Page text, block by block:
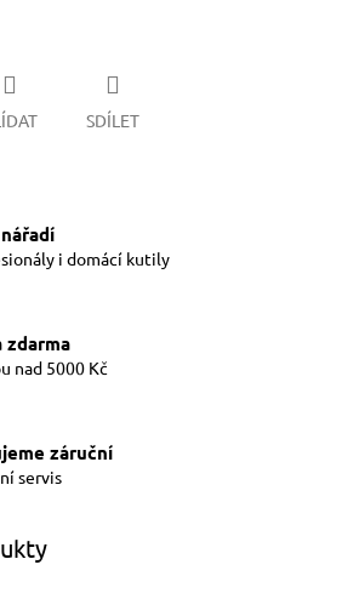
SDÍLET
i domácí kutily
zdarma
nad 5000 Kč
záruční
servis